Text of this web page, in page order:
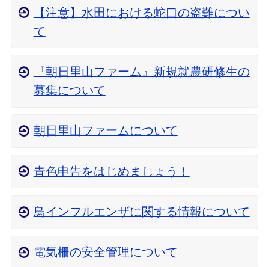
【注意】水田における蛇口の盗難につい
て
『朝日里山ファーム』新規就農研修生の
募集について
朝日里山ファームについて
青色申告をはじめましょう！
鳥インフルエンザに関する情報について
電気柵の安全管理について